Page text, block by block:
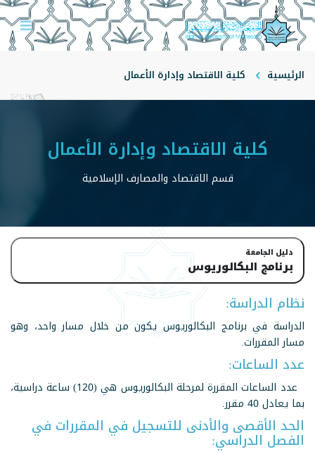
الرئيسية كلية الاقتصاد وإدارة الأعمال
كلية الاقتصاد وإدارة الأعمال
قسم الاقتصاد والمصارف الإسلامية
دليل الجامعة
برنامج البكالوريوس
نظام الدراسة:
الدراسة في برنامج البكالوريوس يكون من خلال مسار واحد، وهو
مسار المقررات.
عدد الساعات:
عدد الساعات المقررة لمرحلة البكالوريوس هي (120) ساعة دراسية،
بما يعادل 40 مقرر.
الحد الأقصى والأدنى للتسجيل في المقررات في
الفصل الدراسي: